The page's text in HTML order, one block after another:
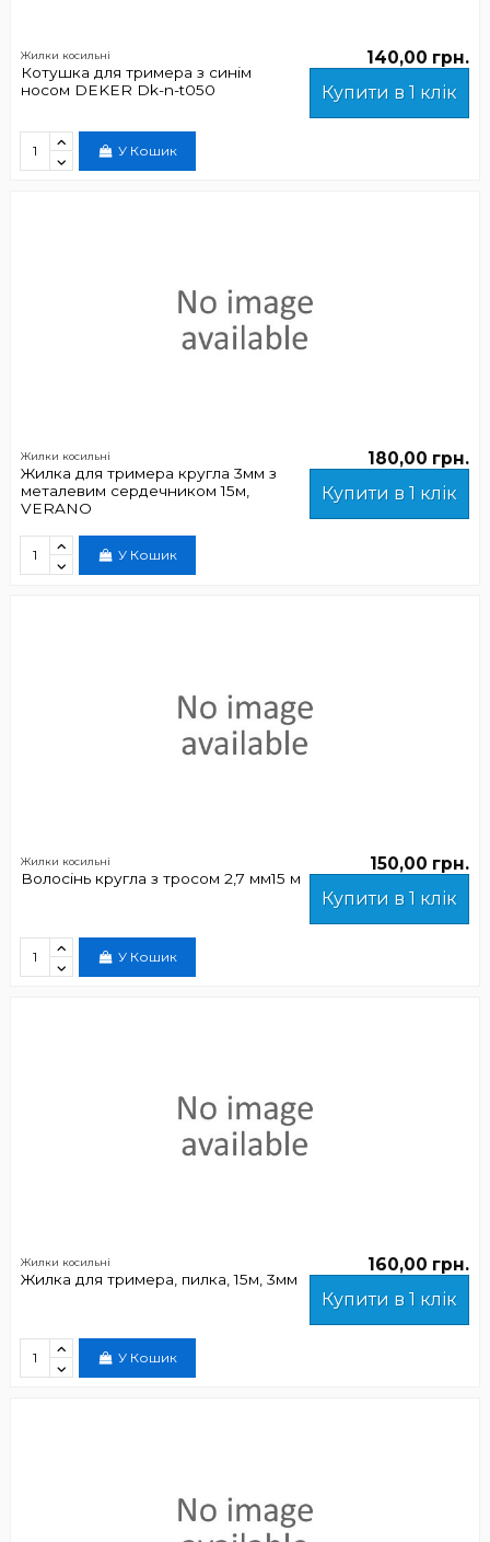
Жилки косильні
Котушка для тримера з синім
носом DEKER Dk-n-t050
140,00 грн.
Купити в 1 клік
У Кошик
Жилки косильні
Жилка для тримера кругла 3мм з
металевим сердечником 15м,
VERANO
180,00 грн.
Купити в 1 клік
У Кошик
Жилки косильні
Волосінь кругла з тросом 2,7 мм15 м
150,00 грн.
Купити в 1 клік
У Кошик
Жилки косильні
Жилка для тримера, пилка, 15м, 3мм
160,00 грн.
Купити в 1 клік
У Кошик